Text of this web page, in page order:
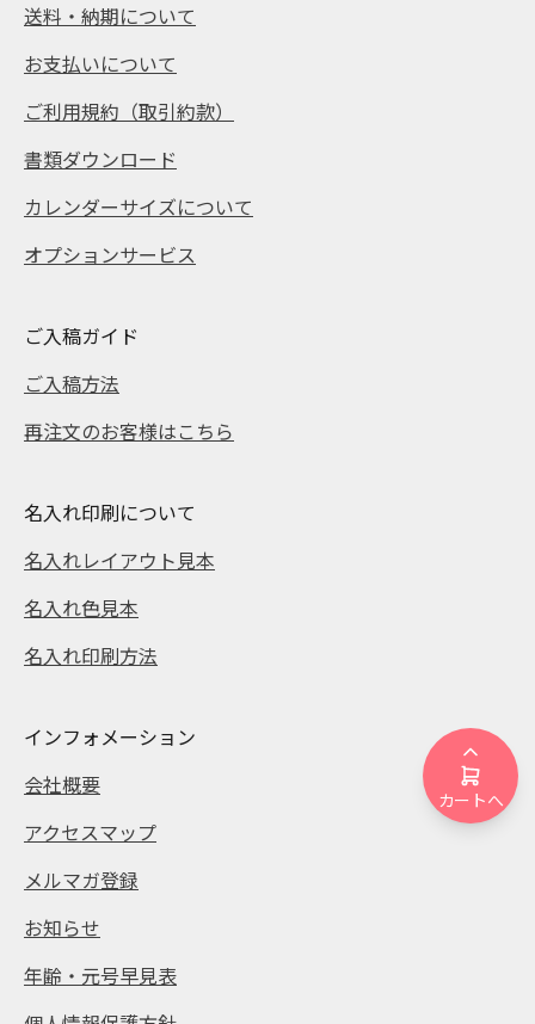
カートへ
送料・納期について
お支払いについて
ご利用規約（取引約款）
書類ダウンロード
カレンダーサイズについて
オプションサービス
ご入稿ガイド
ご入稿方法
再注文のお客様はこちら
名入れ印刷について
名入れレイアウト見本
名入れ色見本
名入れ印刷方法
インフォメーション
会社概要
アクセスマップ
メルマガ登録
お知らせ
年齢・元号早見表